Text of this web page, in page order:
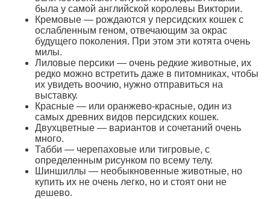
была у самой английской королевы Виктории.
Кремовые — рождаются у персидских кошек с
ослабленным геном, отвечающим за окрас
будущего поколения. При этом эти котята очень
милы.
Лиловые персики — очень редкие животные, их
редко можно встретить даже в питомниках, чтобы
их увидеть воочию, нужно отправиться на
выставку.
Красные — или оранжево-красные, один из
самых древних видов персидских кошек.
Двухцветные — вариантов и сочетаний очень
много.
Табби — черепаховые или тигровые, с
определенным рисунком по всему телу.
Шиншиллы — необыкновенные животные, но
купить их не очень легко, но и стоят они не
дешево.